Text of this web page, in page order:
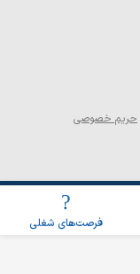
حریم خصوصی
فرصت‌های شغلی